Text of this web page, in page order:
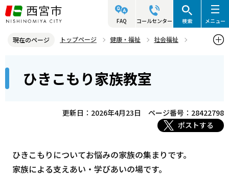
こ
の
ジ
先
FAQ コールセンター 検索 メニュー
現在のページ トップページ 健康・福祉
社会福祉
こ
ひきこもり家族教室
更新日：2026年4月23日
ページ番号：28422798
ポストする
ひきこもりについてお悩みの家族の集まりです。
家族による支えあい・学びあいの場です。